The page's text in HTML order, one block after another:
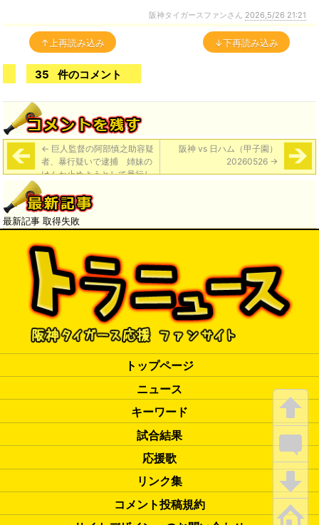
阪神タイガースファンさん 2026,5/26 21:21
↑上再読み込み ↓下再読み込み
35 件のコメント
← 巨人監督の阿部慎之助容疑
者、暴行疑いで逮捕 姉妹の
けんか止めようとして暴行し
たか（ニッカン）
阪神 vs 日ハム（甲子園）
20260526 →
最新記事 取得失敗
トップページ
ニュース
キーワード
試合結果
応援歌
リンク集
コメント投稿規約